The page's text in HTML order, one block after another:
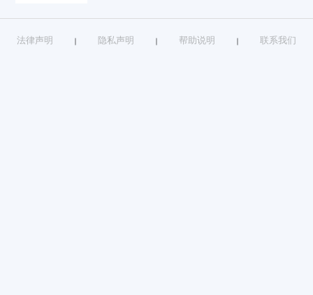
法律声明 ｜ 隐私声明 ｜ 帮助说明 ｜ 联系我们